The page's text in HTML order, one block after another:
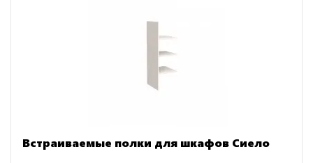
Встраиваемые полки для шкафов Сиело